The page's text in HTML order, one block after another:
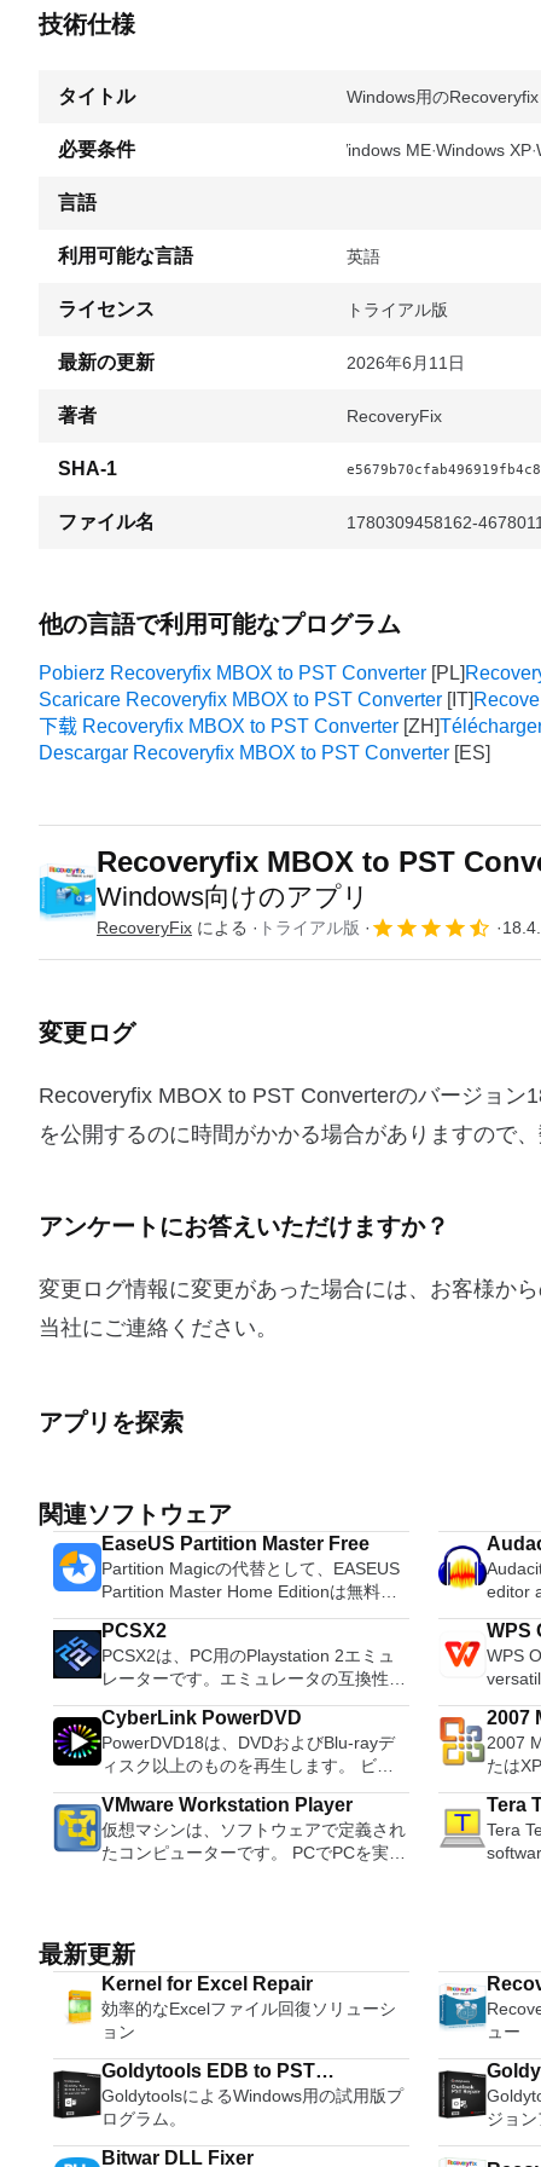
技術仕様
タイトル Windows用の
必要条件 Windows ME Windows XP
言語
利用可能な言語 英語
ライセンス トライアル版
最新の更新 2026年6月11日
著者 RecoveryFix
SHA-1
ファイル名 1780309458162-
他の言語で利用可能なプログラム
Pobierz Recoveryfix MBOX to PST Converter
Scaricare Recoveryfix MBOX to PST Converter
下载 Recoveryfix MBOX to PST Converter
Descargar Recoveryfix MBOX to PST Converter
Recoveryfix MBOX to PST
Windows向けのアプリ
RecoveryFix による トライアル版
変更ログ
Recoveryfix MBOX to PST Converterのバージョ
を公開するのに時間がかかる場合がありますので
アンケートにお答えいただけますか？
変更ログ情報に変更があった場合には、お客様か
当社にご連絡ください。
アプリを探索
関連ソフトウェア
EaseUS Partition Master Free
Partition Magicの代替として、EASEUS
Partition Master Home Editionは無料の
オールインワンパーティションソリュー
ションおよびディスク管理ユーティリテ
ィです。パーティションの拡張（特にシ
ステムドライブ用）、ディスク領域の管
理、MBRおよびGUIDパーティションテ
ーブル（GPT）ディスクのディスク領域
不足の問題の解決を可能にします。 パ
ーティションのサイズ変更/移動システ
ムドライブを拡張するディスクとパーテ
ィションをコピーパーティションをマー
ジ分割パーティション空き領域を再分配
するダイナミックディスクの変換パーテ
editor
OS X,
Record live
Edit
sound files. Cut,
sounds
pitch
PCSX2
PCSX2は、PC用のPlaystation 2エミュ
レーターです。エミュレータの互換性率
は、プレイ可能なすべてのPS2ゲームの
80％以上を誇っています。かなり強力な
コンピューターを所有している場合、
PCSX2は優れたエミュレーターです。
また、このアプリケーションはローエン
ドコンピューターのサポートも提供する
ため、Playstation 2コンソールのすべて
の所有者は、PCで動作するゲームを見
体験をシミュレートできます。このアプ
リケーションでは、ディスクからゲーム
を直接実行することも、ハードドライブ
からISOイメージとして実行することも
す。 Savestates：ボタンを1つ押すだけ
で、ゲームの現在の「状態」を保存でき
ます。 無制限のメモリーカード：好き
から64MBまでの単一の物理カードに制
WPS
WPS
free
these
able
tasks. WPS Office 2016 Free has
such
and
a PDF
online
CyberLink PowerDVD
PowerDVD18は、DVDおよびBlu-rayデ
ィスク以上のものを再生します。 ビデ
オ、オーディオ、写真、VR 360°コンテ
ンツ、さらにはYouTubeやVimeoにとっ
ても、PowerDVD18は重要なエンターテ
イメントの仲間です。 Ultra HD HDR TV
頭するか、PCまたはラップトップでの
比類のない再生サポートと独自の強化に
より、どこにいても簡単にリラックスで
きます。 新機能は次のとおりです。 4K
DHR向けに最適化 Ultra HD Blu-ray、
4K、HEVC / H.265およびHDR10コンテ
ンツをサポート全画面モードで21：9モ
ニターで2.35：1の映画を見る常時オン
のミニビューでYouTubeライブを見る
YouTubeおよびVimeoで4K HDRおよび
2007
2007
たは
XPS
す。
プロ
ラムで動作
Access 2007。
2007。 Microsoft Office
2007。 Microsoft Office
2007。 Microsoft Office
2007。 Microsoft Office
2007。 Microsoft Office Visio
VMware Workstation Player
仮想マシンは、ソフトウェアで定義され
たコンピューターです。 PCでPCを実行
VMware Fusion、VMware Server、また
はVMware ESXで作成された仮想マシン
を簡単に操作できます。 主な機能は次
のとおりです。 1台のPCで複数のオペ
レーティングシステムを同時に実行しま
す。 インストールや構成の問題なし
に、事前構成された製品の利点を体験し
てください。 ホストコンピューターと
仮想マシン間でデータを共有します。
32ビットと64ビットの両方の仮想マシ
Tera
Tera
port connections. It also has a built-in
macro
other
include: Automatically creates
standards. Tera
最新更新
Kernel for Excel Repair
効率的なExcelファイル回復ソリューシ
ョン
ュー
Goldytools EDB to PST
Converter Software
GoldytoolsによるWindows用の試用版プ
ログラム。
ジョン
Bitwar DLL Fixer